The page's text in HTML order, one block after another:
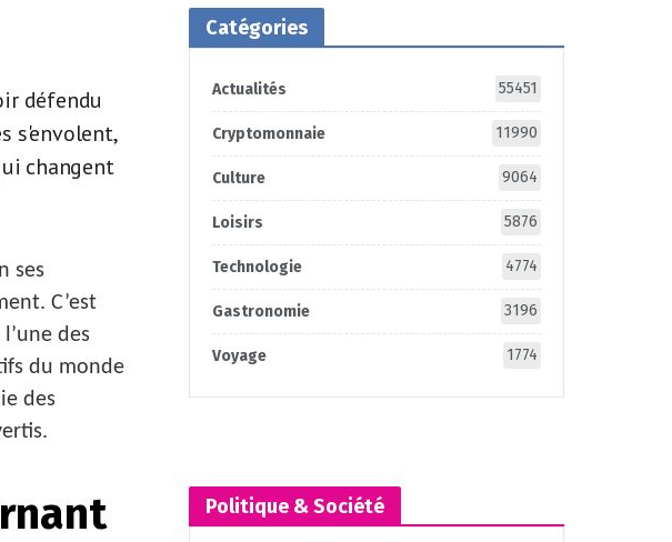
défendu
s'envolent,
changent
ses
C’est
des
du monde
des
Catégories
Actualités 55451
Cryptomonnaie 11990
Culture 9064
Loisirs 5876
Technologie 4774
Gastronomie 3196
Voyage 1774
Politique & Société